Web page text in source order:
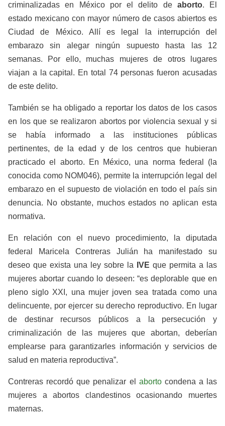
criminalizadas en México por el delito de aborto. El
estado mexicano con mayor número de casos abiertos es
Ciudad de México. Allí es legal la interrupción del
embarazo sin alegar ningún supuesto hasta las 12
semanas. Por ello, muchas mujeres de otros lugares
viajan a la capital. En total 74 personas fueron acusadas
de este delito.
También se ha obligado a reportar los datos de los casos
en los que se realizaron abortos por violencia sexual y si
se había informado a las instituciones públicas
pertinentes, de la edad y de los centros que hubieran
practicado el aborto. En México, una norma federal (la
conocida como NOM046), permite la interrupción legal del
embarazo en el supuesto de violación en todo el país sin
denuncia. No obstante, muchos estados no aplican esta
normativa.
En relación con el nuevo procedimiento, la diputada
federal Maricela Contreras Julián ha manifestado su
deseo que exista una ley sobre la
IVE que permita a las
mujeres abortar cuando lo deseen: “es deplorable que en
pleno siglo XXI, una mujer joven sea tratada como una
delincuente, por ejercer su derecho reproductivo. En lugar
de destinar recursos públicos a la persecución y
criminalización de las mujeres que abortan, deberían
emplearse para garantizarles información y servicios de
salud en materia reproductiva”.
Contreras recordó que penalizar el abortocondena a las
mujeres a abortos clandestinos ocasionando muertes
maternas.